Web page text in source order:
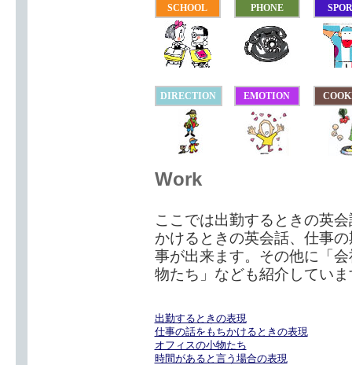
SCHOOL PHONE
DIRECTION EMOTION
Work
ここでは出勤するときの英
かけるときの英会話、仕事
事が出来ます。その他に「
物たち」なども紹介していま
出勤するときの表現
仕事の話をもちかけるときの表現
オフィスの小物たち
時間があると言う場合の表現